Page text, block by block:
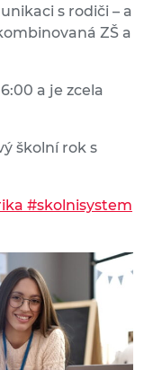
s rodiči – a
ZŠ a
a je zcela
školní rok s
#skolnisystem